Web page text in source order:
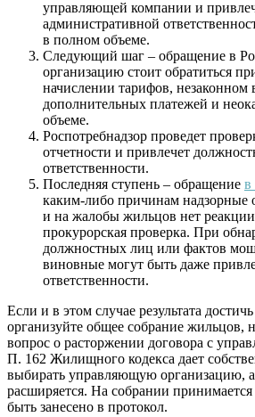
управляющей компании и
административной
в полном объеме.
Следующий шаг – обращение в
организацию стоит обратиться
начислении тарифов, незаконном
дополнительных платежей и
объеме.
Роспотребнадзор проведет
отчетности и привлечет
ответственности.
Последняя ступень – обращение в
каким-либо причинам надзорные
и на жалобы жильцов нет
прокурорская проверка. При
должностных лиц или фактов
виновные могут быть даже
ответственности.
Если и в этом случае результата достичь
организуйте общее собрание жильцов,
вопрос о расторжении договора с
П. 162 Жилищного кодекса дает
выбирать управляющую организацию,
расширяется. На собрании
быть занесено в протокол.